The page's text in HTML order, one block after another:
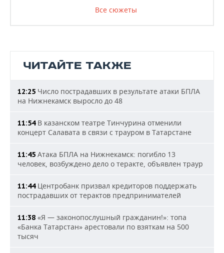
Все сюжеты
ЧИТАЙТЕ ТАКЖЕ
12:25 Число пострадавших в результате атаки БПЛА
на Нижнекамск выросло до 48
11:54В казанском театре Тинчурина отменили
концерт Салавата в связи с трауром в Татарстане
11:45 Атака БПЛА на Нижнекамск: погибло 13
человек, возбуждено дело о теракте, объявлен траур
11:44Центробанк призвал кредиторов поддержать
пострадавших от терактов предпринимателей
11:38 «Я — законопослушный гражданин!»: топа
«Банка Татарстан» арестовали по взяткам на 500
тысяч